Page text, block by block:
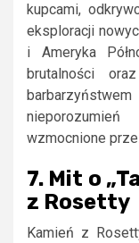
kupcami,
eksploracji
i Ameryka
brutalności
wzmocnione
7. Mit o
z Rosetty
Kamień z